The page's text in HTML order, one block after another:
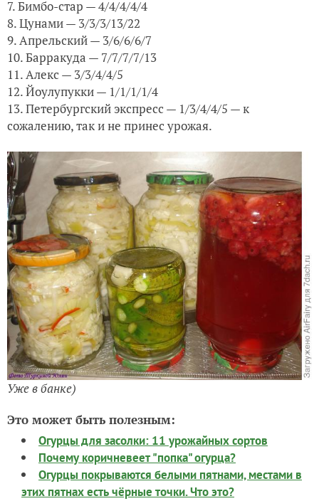
7. Бимбо-стар — 4/4/4/4/4
8. Цунами — 3/3/3/13/22
9. Апрельский — 3/6/6/6/7
10. Барракуда — 7/7/7/7/13
11. Алекс — 3/3/4/4/5
12. Йоулупукки — 1/1/1/1/4
13. Петербургский экспресс — 1/3/4/4/5 — к
сожалению, так и не принес урожая.
Уже в банке)
Это может быть полезным:
Огурцы для засолки: 11 урожайных сортов
Почему коричневеет "попка" огурца?
Огурцы покрываются белыми пятнами, местами в
этих пятнах есть чёрные точки. Что это?